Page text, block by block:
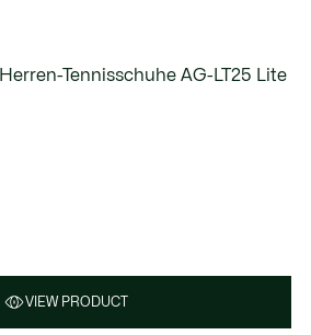
Herren-Tennisschuhe AG-LT25 Lite
VIEW PRODUCT